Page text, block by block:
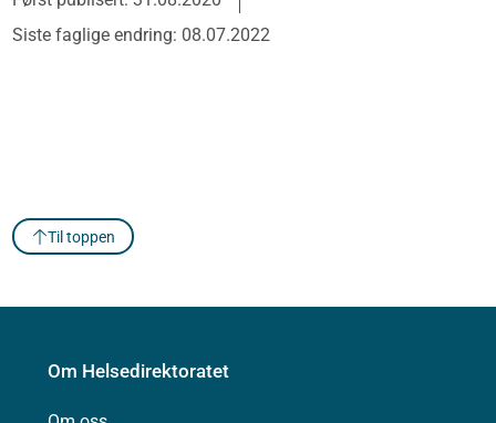
Siste faglige endring: 08.07.2022
Til toppen
Om Helsedirektoratet